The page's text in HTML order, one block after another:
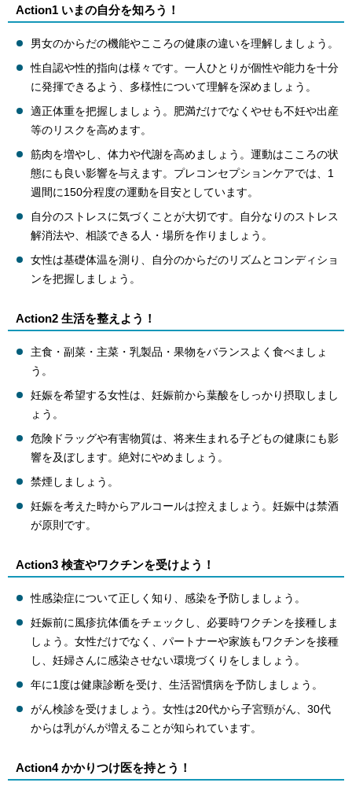
Action1 いまの自分を知ろう！
男女のからだの機能やこころの健康の違いを理解しましょう。
性自認や性的指向は様々です。一人ひとりが個性や能力を十分
に発揮できるよう、多様性について理解を深めましょう。
適正体重を把握しましょう。肥満だけでなくやせも不妊や出産
等のリスクを高めます。
筋肉を増やし、体力や代謝を高めましょう。運動はこころの状
態にも良い影響を与えます。プレコンセプションケアでは、1
週間に150分程度の運動を目安としています。
自分のストレスに気づくことが大切です。自分なりのストレス
解消法や、相談できる人・場所を作りましょう。
女性は基礎体温を測り、自分のからだのリズムとコンディショ
ンを把握しましょう。
Action2 生活を整えよう！
主食・副菜・主菜・乳製品・果物をバランスよく食べましょ
う。
妊娠を希望する女性は、妊娠前から葉酸をしっかり摂取しまし
ょう。
危険ドラッグや有害物質は、将来生まれる子どもの健康にも影
響を及ぼします。絶対にやめましょう。
禁煙しましょう。
妊娠を考えた時からアルコールは控えましょう。妊娠中は禁酒
が原則です。
Action3 検査やワクチンを受けよう！
性感染症について正しく知り、感染を予防しましょう。
妊娠前に風疹抗体価をチェックし、必要時ワクチンを接種しま
しょう。女性だけでなく、パートナーや家族もワクチンを接種
し、妊婦さんに感染させない環境づくりをしましょう。
年に1度は健康診断を受け、生活習慣病を予防しましょう。
がん検診を受けましょう。女性は20代から子宮頸がん、30代
からは乳がんが増えることが知られています。
Action4 かかりつけ医を持とう！